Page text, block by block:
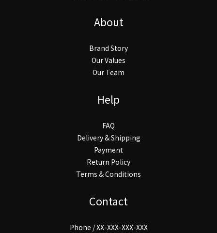
About
Brand Story
Our Values
Our Team
Help
FAQ
Delivery & Shipping
Payment
Return Policy
Terms & Conditions
Contact
Phone / XX-XXX-XXX-XXX